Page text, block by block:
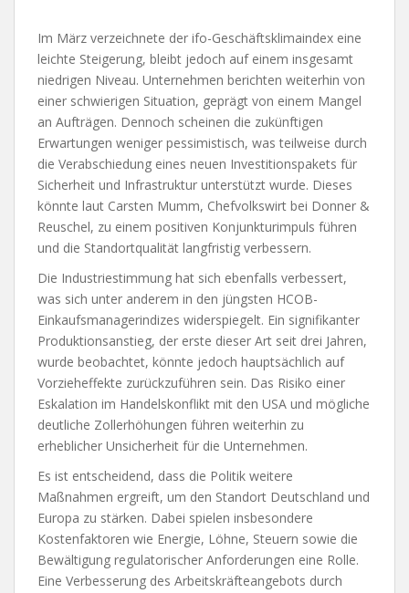
Im März verzeichnete der ifo-Geschäftsklimaindex eine
leichte Steigerung, bleibt jedoch auf einem insgesamt
niedrigen Niveau. Unternehmen berichten weiterhin von
einer schwierigen Situation, geprägt von einem Mangel
an Aufträgen. Dennoch scheinen die zukünftigen
Erwartungen weniger pessimistisch, was teilweise durch
die Verabschiedung eines neuen Investitionspakets für
Sicherheit und Infrastruktur unterstützt wurde. Dieses
könnte laut Carsten Mumm, Chefvolkswirt bei Donner &
Reuschel, zu einem positiven Konjunkturimpuls führen
und die Standortqualität langfristig verbessern.
Die Industriestimmung hat sich ebenfalls verbessert,
was sich unter anderem in den jüngsten HCOB-
Einkaufsmanagerindizes widerspiegelt. Ein signifikanter
Produktionsanstieg, der erste dieser Art seit drei Jahren,
wurde beobachtet, könnte jedoch hauptsächlich auf
Vorzieheffekte zurückzuführen sein. Das Risiko einer
Eskalation im Handelskonflikt mit den USA und mögliche
deutliche Zollerhöhungen führen weiterhin zu
erheblicher Unsicherheit für die Unternehmen.
Es ist entscheidend, dass die Politik weitere
Maßnahmen ergreift, um den Standort Deutschland und
Europa zu stärken. Dabei spielen insbesondere
Kostenfaktoren wie Energie, Löhne, Steuern sowie die
Bewältigung regulatorischer Anforderungen eine Rolle.
Eine Verbesserung des Arbeitskräfteangebots durch